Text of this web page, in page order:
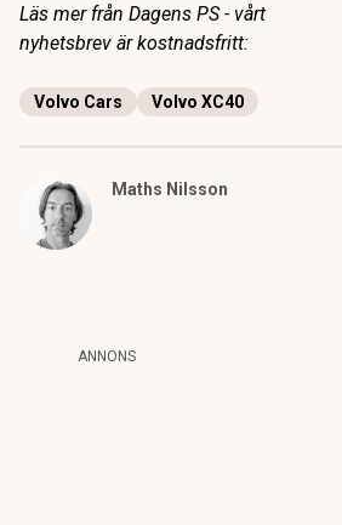
Läs mer från Dagens PS - vårt
nyhetsbrev är kostnadsfritt:
Volvo Cars Volvo XC40
Maths Nilsson
ANNONS